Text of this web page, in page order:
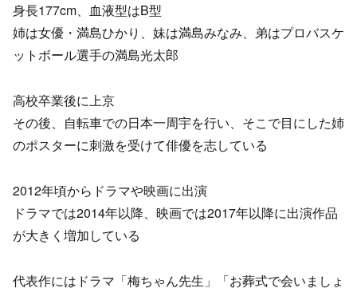
身長177cm、血液型はB型
姉は女優・満島ひかり、妹は満島みなみ、弟はプロバスケ
ットボール選手の満島光太郎
高校卒業後に上京
その後、自転車での日本一周宇を行い、そこで目にした姉
のポスターに刺激を受けて俳優を志している
2012年頃からドラマや映画に出演
ドラマでは2014年以降、映画では2017年以降に出演作品
が大きく増加している
代表作にはドラマ「梅ちゃん先生」「お葬式で会いましょ